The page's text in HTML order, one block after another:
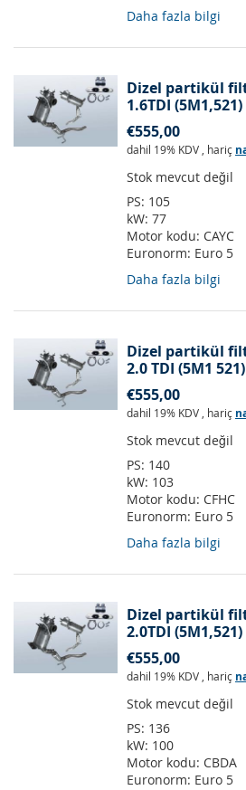
Daha fazla bilgi
Dizel partikül
1.6TDI (5M1,521)
€555,00
dahil 19% KDV , hariç
Stok mevcut değil
PS: 105
kW: 77
Motor kodu: CAYC
Euronorm: Euro 5
Daha fazla bilgi
Dizel partikül
2.0 TDI (5M1 521)
€555,00
dahil 19% KDV , hariç
Stok mevcut değil
PS: 140
kW: 103
Motor kodu: CFHC
Euronorm: Euro 5
Daha fazla bilgi
Dizel partikül
2.0TDI (5M1,521)
€555,00
dahil 19% KDV , hariç
Stok mevcut değil
PS: 136
kW: 100
Motor kodu: CBDA
Euronorm: Euro 5